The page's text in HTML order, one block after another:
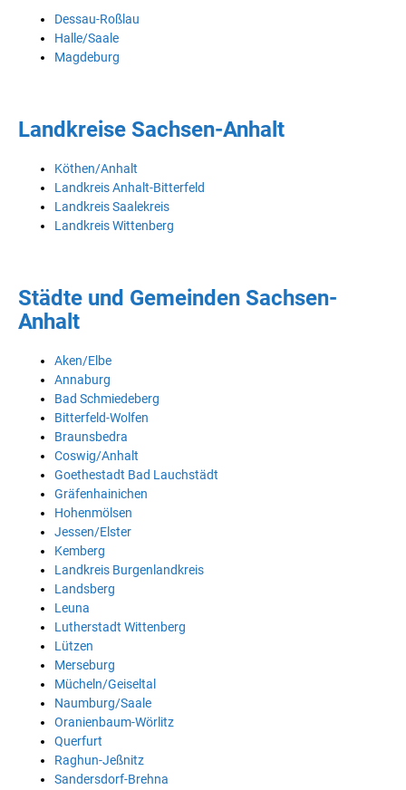
Dessau-Roßlau
Halle/Saale
Magdeburg
Landkreise Sachsen-Anhalt
Köthen/Anhalt
Landkreis Anhalt-Bitterfeld
Landkreis Saalekreis
Landkreis Wittenberg
Städte und Gemeinden Sachsen-
Anhalt
Aken/Elbe
Annaburg
Bad Schmiedeberg
Bitterfeld-Wolfen
Braunsbedra
Coswig/Anhalt
Goethestadt Bad Lauchstädt
Gräfenhainichen
Hohenmölsen
Jessen/Elster
Kemberg
Landkreis Burgenlandkreis
Landsberg
Leuna
Lutherstadt Wittenberg
Lützen
Merseburg
Mücheln/Geiseltal
Naumburg/Saale
Oranienbaum-Wörlitz
Querfurt
Raghun-Jeßnitz
Sandersdorf-Brehna